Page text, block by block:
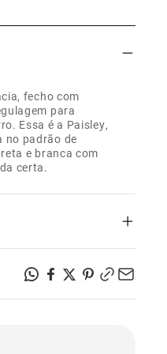
fecho com
para
Essa é a Paisley,
no padrão de
e branca com
certa.
material atóxico.
nos passeios.
de 4 pontos.